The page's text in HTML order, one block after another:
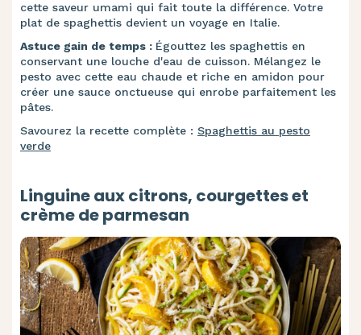
cette saveur umami qui fait toute la différence. Votre
plat de spaghettis devient un voyage en Italie.
Astuce gain de temps : Égouttez les spaghettis en
conservant une louche d'eau de cuisson. Mélangez le
pesto avec cette eau chaude et riche en amidon pour
créer une sauce onctueuse qui enrobe parfaitement les
pâtes.
Savourez la recette complète : Spaghettis au pesto
verde
Linguine aux citrons, courgettes et
crème de parmesan